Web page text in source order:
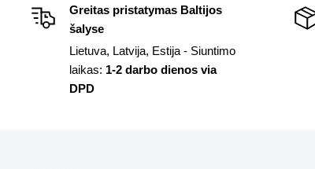
Greitas pristatymas Baltijos
šalyse
Lietuva, Latvija, Estija - Siuntimo
laikas: 1-2 darbo dienos via
DPD